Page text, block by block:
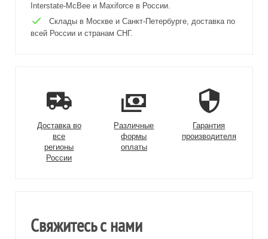
Interstate-McBee и Maxiforce в России.
Склады в Москве и Санкт-Петербурге, доставка по
всей России и странам СНГ.
Доставка во
все
регионы
России
Различные
формы
оплаты
Гарантия
производителя
Свяжитесь с нами